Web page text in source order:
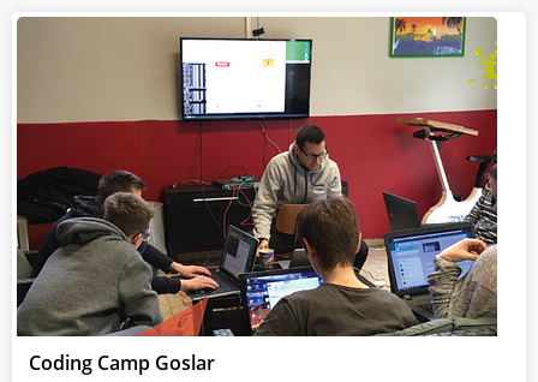
Coding Camp Goslar